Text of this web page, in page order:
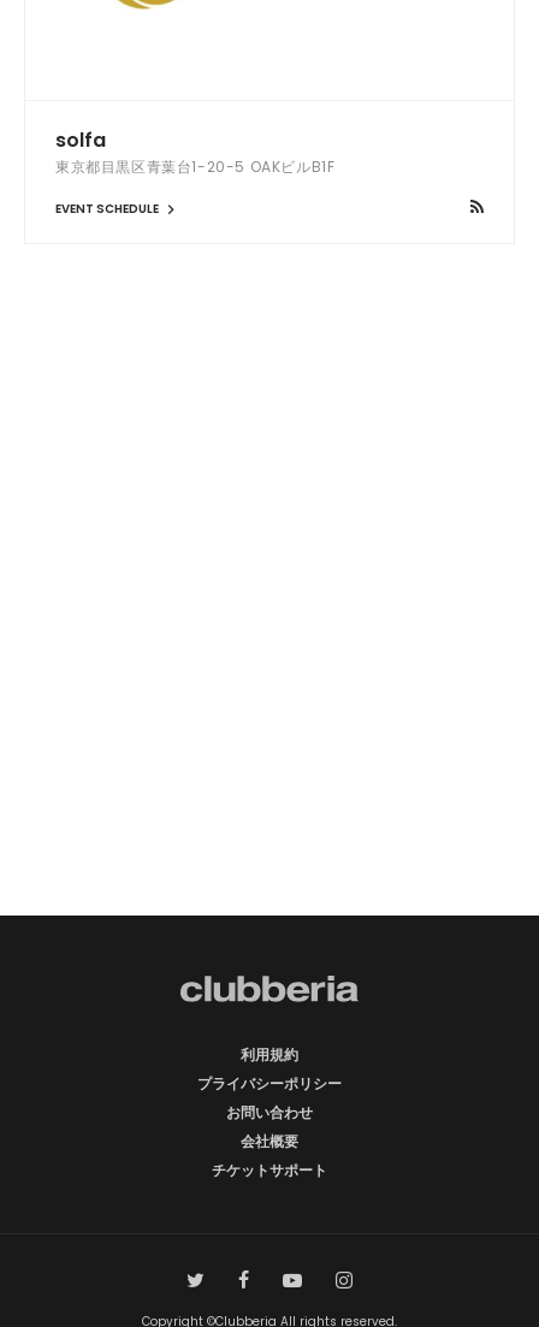
solfa
東京都目黒区青葉台1-20-5 OAKビルB1F
EVENT SCHEDULE
利用規約
プライバシーポリシー
お問い合わせ
会社概要
チケットサポート
Copyright ©Clubberia All rights reserved.